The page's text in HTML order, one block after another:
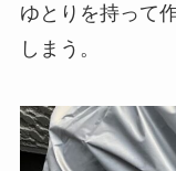
ゆとりを持って
しまう。